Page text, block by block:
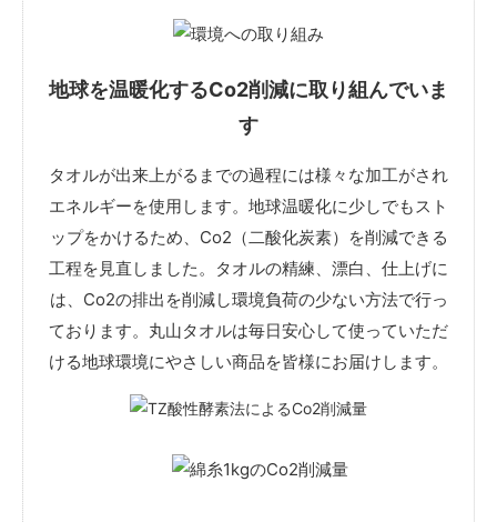
地球を温暖化するCo2削減に取り組んでいま
す
タオルが出来上がるまでの過程には様々な加工がされ
エネルギーを使用します。地球温暖化に少しでもスト
ップをかけるため、Co2（二酸化炭素）を削減できる
工程を見直しました。タオルの精練、漂白、仕上げに
は、Co2の排出を削減し環境負荷の少ない方法で行っ
ております。丸山タオルは毎日安心して使っていただ
ける地球環境にやさしい商品を皆様にお届けします。